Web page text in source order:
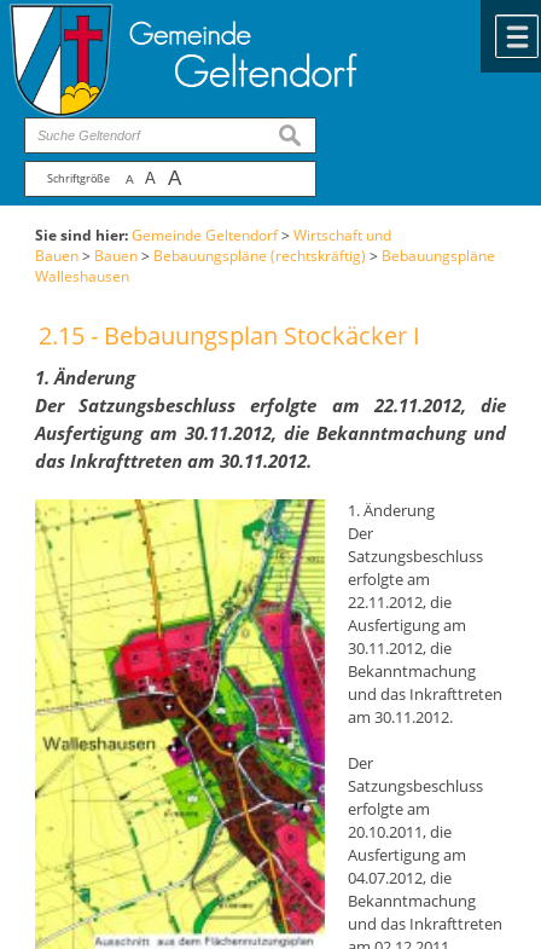
Zum Inhalt,zur Navigation
Schriftgröße A A A
suchen
Sie sind hier: Gemeinde Geltendorf> Wirtschaft und
Bauen> Bauen> Bebauungspläne (rechtskräftig) > Bebauungspläne
Walleshausen
2.15 - Bebauungsplan Stockäcker I
1. Änderung
Der Satzungsbeschluss erfolgte am 22.11.2012, die
Ausfertigung am 30.11.2012, die Bekanntmachung und
das Inkrafttreten am 30.11.2012.
1. Änderung
Der
Satzungsbeschluss
erfolgte am
22.11.2012, die
Ausfertigung am
30.11.2012, die
Bekanntmachung
und das Inkrafttreten
am 30.11.2012.
Der
Satzungsbeschluss
erfolgte am
20.10.2011, die
Ausfertigung am
04.07.2012, die
Bekanntmachung
und das Inkrafttreten